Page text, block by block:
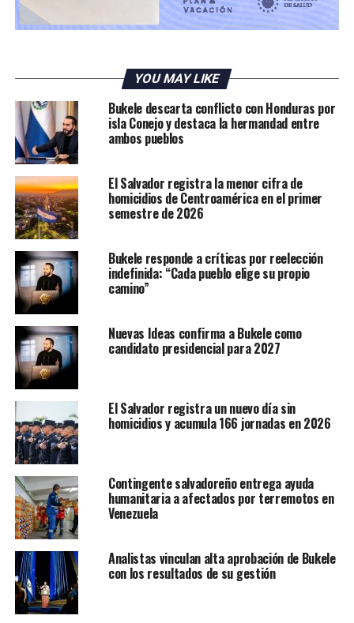
Con esas cifras, el cierre del mes de enero se considera
de todo el continente americano», según lo informó
ayer el presidente de la República, Nayib Bukele.
Mientras de que en Costa Rica se registraron 76
homicidios al término del primer mes de este año. El
presidente Rodrigo Chávez señala que la mayoría de los
hechos violentos se deben al crimen organizado y a la
competencia por la exportación y distribución de
drogas.
Los crímenes ocurrieron en las siete provincias del país;
sin embargo, San José es la que más casos registró con
23, seguida por Limón con 17 y Puntarenas con 12, de
acuerdo con el periódico La Nación, que obtuvo datos
del Organismo de Investigación Judicial (OIJ)
En el último año, El Salvador pasó a ser el país con la
tasa más baja de homicidios en Centroamérica, con 7.8
por cada 100 mil habitantes. Esto lo ha llevado a
convertirse en uno de los países más seguros de
Latinoamérica, ya que el 2022 se convirtió en el año más
seguro de la historia de El Salvador.
YOU MAY LIKE
Bukele descarta conflicto con Honduras por
isla Conejo y destaca la hermandad entre
ambos pueblos
El Salvador registra la menor cifra de
homicidios de Centroamérica en el primer
semestre de 2026
Bukele responde a críticas por reelección
indefinida: “Cada pueblo elige su propio
camino”
Nuevas Ideas confirma a Bukele como
candidato presidencial para 2027
El Salvador registra un nuevo día sin
homicidios y acumula 166 jornadas en 2026
Contingente salvadoreño entrega ayuda
humanitaria a afectados por terremotos en
Venezuela
Analistas vinculan alta aprobación de Bukele
con los resultados de su gestión